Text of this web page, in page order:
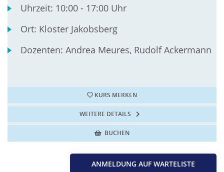
Uhrzeit: 10:00 - 17:00 Uhr
Ort: Kloster Jakobsberg
Dozenten:Andrea Meures, Rudolf Ackermann
KURS MERKEN
WEITERE DETAILS
BUCHEN
ANMELDUNG AUF WARTELISTE